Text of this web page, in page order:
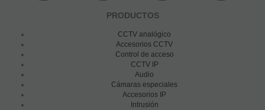
PRODUCTOS
CCTV analógico
Accesorios CCTV
Control de acceso
CCTV IP
Audio
Cámaras especiales
Accesorios IP
Intrusión